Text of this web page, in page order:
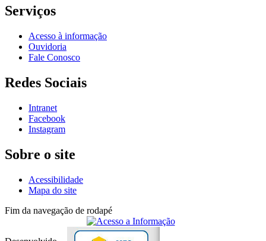
Serviços
Acesso à informação
Ouvidoria
Fale Conosco
Redes Sociais
Intranet
Facebook
Instagram
Sobre o site
Acessibilidade
Mapa do site
Fim da navegação de rodapé